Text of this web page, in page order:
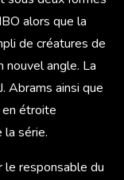
alors que la
de créatures de
nouvel angle. La
Abrams ainsi que
en étroite
la série.
le responsable du